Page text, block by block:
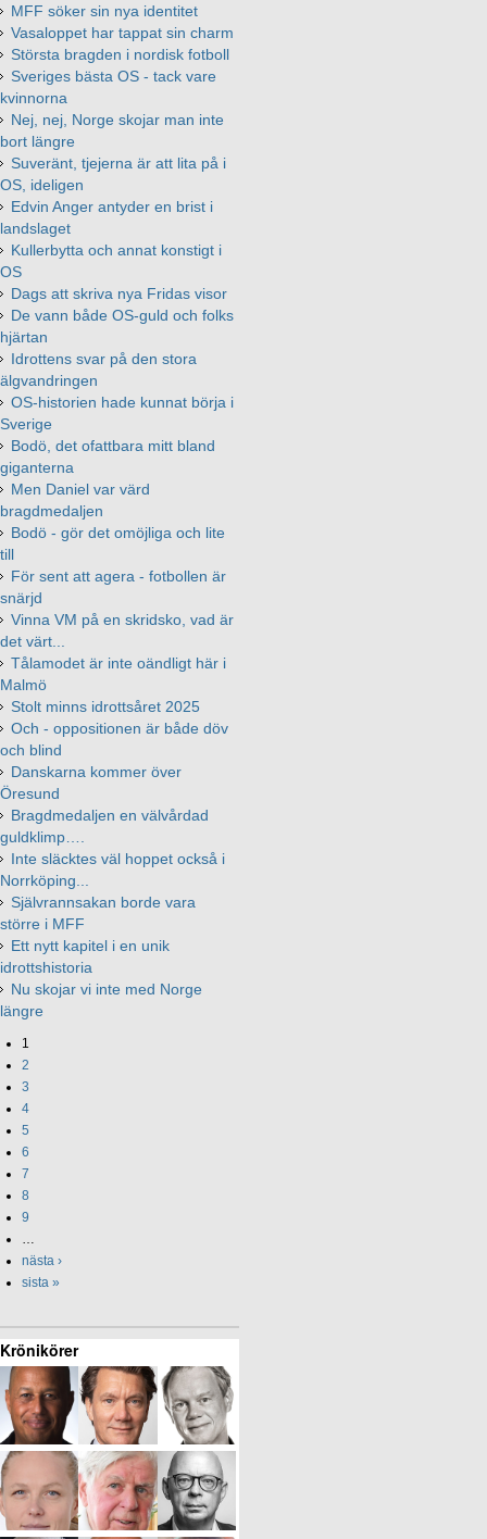
MFF söker sin nya identitet
Vasaloppet har tappat sin charm
Största bragden i nordisk fotboll
Sveriges bästa OS - tack vare
kvinnorna
Nej, nej, Norge skojar man inte
bort längre
Suveränt, tjejerna är att lita på i
OS, ideligen
Edvin Anger antyder en brist i
landslaget
Kullerbytta och annat konstigt i
OS
Dags att skriva nya Fridas visor
De vann både OS-guld och folks
hjärtan
Idrottens svar på den stora
älgvandringen
OS-historien hade kunnat börja i
Sverige
Bodö, det ofattbara mitt bland
giganterna
Men Daniel var värd
bragdmedaljen
Bodö - gör det omöjliga och lite
till
För sent att agera - fotbollen är
snärjd
Vinna VM på en skridsko, vad är
det värt...
Tålamodet är inte oändligt här i
Malmö
Stolt minns idrottsåret 2025
Och - oppositionen är både döv
och blind
Danskarna kommer över
Öresund
Bragdmedaljen en välvårdad
guldklimp….
Inte släcktes väl hoppet också i
Norrköping...
Självrannsakan borde vara
större i MFF
Ett nytt kapitel i en unik
idrottshistoria
Nu skojar vi inte med Norge
längre
1
2
3
4
5
6
7
8
9
nästa ›
sista »
Krönikörer